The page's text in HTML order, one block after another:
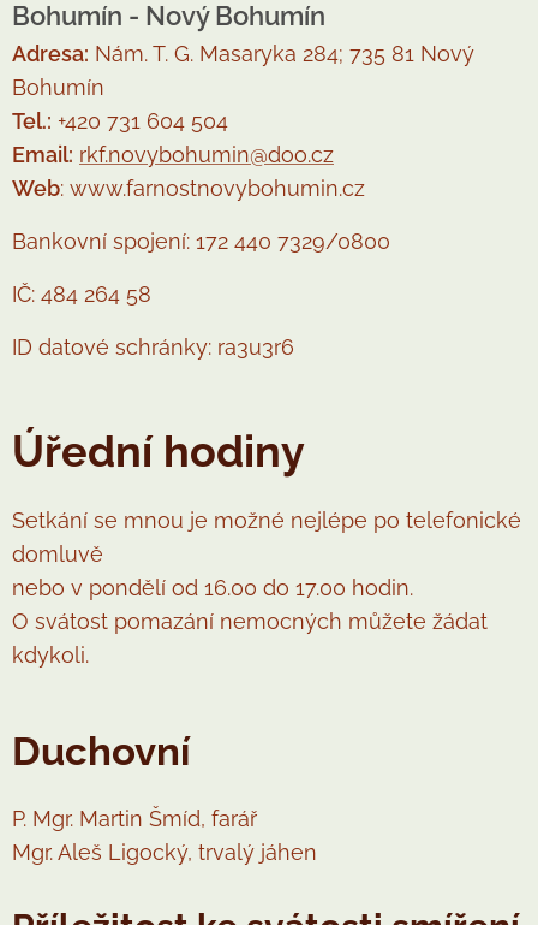
Bohumín - Nový Bohumín
Adresa: Nám. T. G. Masaryka 284; 735 81 Nový
Bohumín
Tel.: +420 731 604 504
Email: rkf.novybohumin@doo.cz
Web: www.farnostnovybohumin.cz
Bankovní spojení: 172 440 7329/0800
IČ: 484 264 58
ID datové schránky: ra3u3r6
Úřední hodiny
Setkání se mnou je možné nejlépe po telefonické
domluvě
nebo v pondělí od 16.00 do 17.00 hodin.
O svátost pomazání nemocných můžete žádat
kdykoli.
Duchovní
P. Mgr. Martin Šmíd, farář
Mgr. Aleš Ligocký, trvalý jáhen